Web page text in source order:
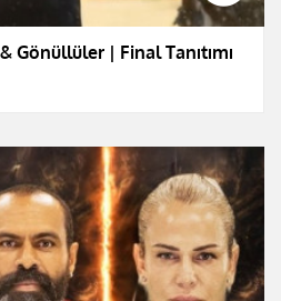
Gönüllüler | Final Tanıtımı